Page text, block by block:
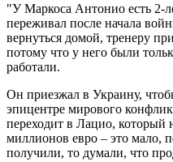
"У Маркоса Антонио есть 2-
переживал после начала
вернуться домой, тренеру
потому что у него были
работали.
Он приезжал в Украину,
эпицентре мирового
переходит в Лацио, который
миллионов евро – это мало,
получили, то думали, что